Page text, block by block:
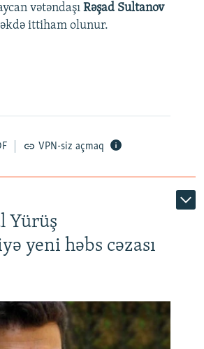
vətəndaşı Rəşad Sultanov
ittiham olunur.
VPN-siz açmaq
Yürüş
yeni həbs cəzası